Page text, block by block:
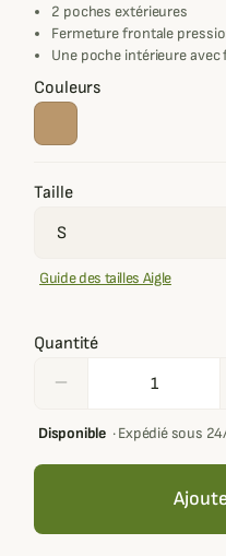
2 poches extérieures
Fermeture frontale
Une poche intérieure
Couleurs
Taille
Guide des tailles Aigle
Quantité
remove
Disponible·Expédié sous